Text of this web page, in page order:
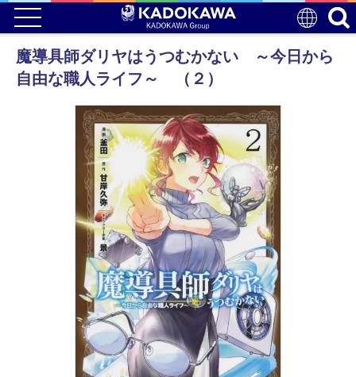
魔導具師ダリヤはうつむかない ～今日から
自由な職人ライフ～ （２）